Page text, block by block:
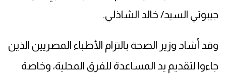
جيبوتي السيد/ خالد الشاذلي.
وقد أشاد وزير الصحة بالتزام الأطباء المصريين الذين
جاءوا لتقديم يد المساعدة للفرق المحلية، وخاصة